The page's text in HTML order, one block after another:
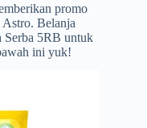
promo
Belanja
Serba 5RB untuk
ini yuk!